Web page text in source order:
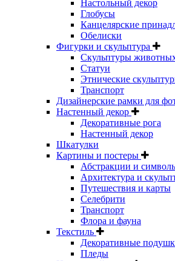
Настольный декор
Глобусы
Канцелярские
Обелиски
Фигурки и скульптура
Скульптуры
Статуи
Этнические
Транспорт
Дизайнерские рамки для
Настенный декор
Декоративные рога
Настенный декор
Шкатулки
Картины и постеры
Абстракции и
Архитектура и
Путешествия и карты
Селебрити
Транспорт
Флора и фауна
Текстиль
Декоративные
Пледы